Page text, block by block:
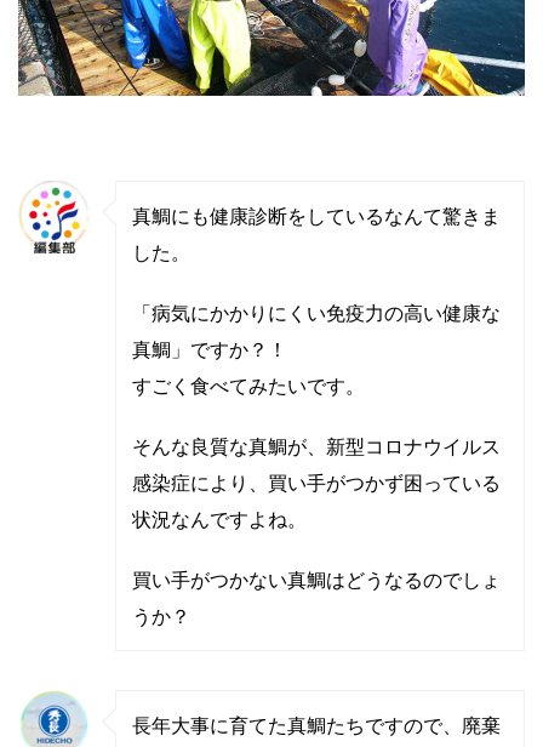
真鯛にも健康診断をしているなんて驚きま
した。
「病気にかかりにくい免疫力の高い健康な
真鯛」ですか？！
すごく食べてみたいです。
そんな良質な真鯛が、新型コロナウイルス
感染症により、買い手がつかず困っている
状況なんですよね。
買い手がつかない真鯛はどうなるのでしょ
うか？
長年大事に育てた真鯛たちですので、廃棄